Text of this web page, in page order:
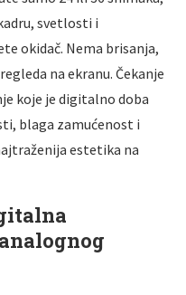
svetlosti i
okidač. Nema brisanja,
na ekranu. Čekanje
koje je digitalno doba
blaga zamućenost i
estetika na